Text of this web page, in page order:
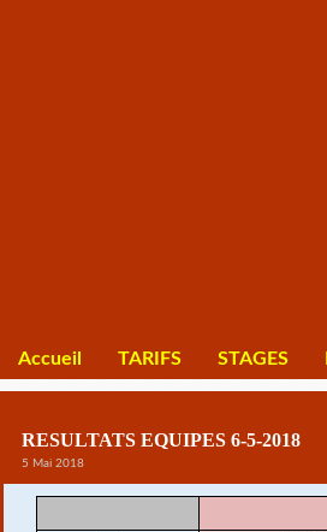
Accueil TARIFS STAGES
RESULTATS EQUIPES 6-5-2018
5 Mai 2018